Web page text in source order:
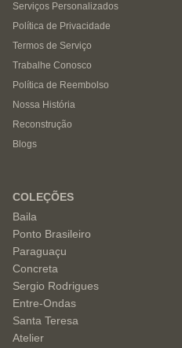
Serviços Personalizados
Política de Privacidade
Termos de Serviço
Trabalhe Conosco
Política de Reembolso
Nossa História
Reconstrução
Blogs
COLEÇÕES
Baila
Ponto Brasileiro
Paraguaçu
Concreta
Sergio Rodrigues
Entre-Ondas
Santa Teresa
Atelier